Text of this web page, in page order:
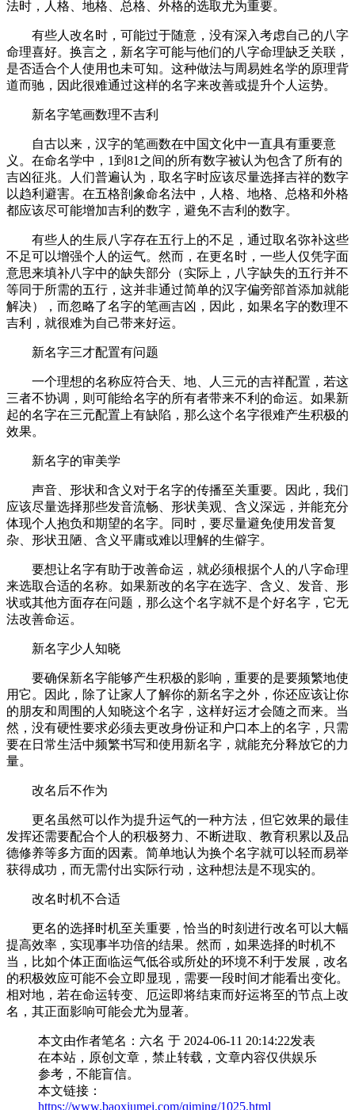
法时，人格、地格、总格、外格的选取尤为重要。
有些人改名时，可能过于随意，没有深入考虑自己的八字
命理喜好。换言之，新名字可能与他们的八字命理缺乏关联，
是否适合个人使用也未可知。这种做法与周易姓名学的原理背
道而驰，因此很难通过这样的名字来改善或提升个人运势。
新名字笔画数理不吉利
自古以来，汉字的笔画数在中国文化中一直具有重要意
义。在命名学中，1到81之间的所有数字被认为包含了所有的
吉凶征兆。人们普遍认为，取名字时应该尽量选择吉祥的数字
以趋利避害。在五格剖象命名法中，人格、地格、总格和外格
都应该尽可能增加吉利的数字，避免不吉利的数字。
有些人的生辰八字存在五行上的不足，通过取名弥补这些
不足可以增强个人的运气。然而，在更名时，一些人仅凭字面
意思来填补八字中的缺失部分（实际上，八字缺失的五行并不
等同于所需的五行，这并非通过简单的汉字偏旁部首添加就能
解决），而忽略了名字的笔画吉凶，因此，如果名字的数理不
吉利，就很难为自己带来好运。
新名字三才配置有问题
一个理想的名称应符合天、地、人三元的吉祥配置，若这
三者不协调，则可能给名字的所有者带来不利的命运。如果新
起的名字在三元配置上有缺陷，那么这个名字很难产生积极的
效果。
新名字的审美学
声音、形状和含义对于名字的传播至关重要。因此，我们
应该尽量选择那些发音流畅、形状美观、含义深远，并能充分
体现个人抱负和期望的名字。同时，要尽量避免使用发音复
杂、形状丑陋、含义平庸或难以理解的生僻字。
要想让名字有助于改善命运，就必须根据个人的八字命理
来选取合适的名称。如果新改的名字在选字、含义、发音、形
状或其他方面存在问题，那么这个名字就不是个好名字，它无
法改善命运。
新名字少人知晓
要确保新名字能够产生积极的影响，重要的是要频繁地使
用它。因此，除了让家人了解你的新名字之外，你还应该让你
的朋友和周围的人知晓这个名字，这样好运才会随之而来。当
然，没有硬性要求必须去更改身份证和户口本上的名字，只需
要在日常生活中频繁书写和使用新名字，就能充分释放它的力
量。
改名后不作为
更名虽然可以作为提升运气的一种方法，但它效果的最佳
发挥还需要配合个人的积极努力、不断进取、教育积累以及品
德修养等多方面的因素。简单地认为换个名字就可以轻而易举
获得成功，而无需付出实际行动，这种想法是不现实的。
改名时机不合适
更名的选择时机至关重要，恰当的时刻进行改名可以大幅
提高效率，实现事半功倍的结果。然而，如果选择的时机不
当，比如个体正面临运气低谷或所处的环境不利于发展，改名
的积极效应可能不会立即显现，需要一段时间才能看出变化。
相对地，若在命运转变、厄运即将结束而好运将至的节点上改
名，其正面影响可能会尤为显著。
本文由作者笔名：六名 于 2024-06-11 20:14:22发表
在本站，原创文章，禁止转载，文章内容仅供娱乐
参考，不能盲信。
本文链接：
https://www.baoxiumei.com/qiming/1025.html